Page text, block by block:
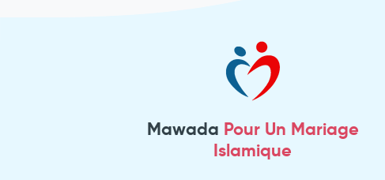
Mawada Pour Un Mariage
Islamique